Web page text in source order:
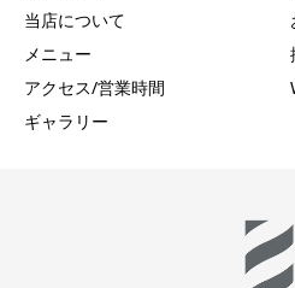
当店について
メニュー
アクセス/営業時間
ギャラリー